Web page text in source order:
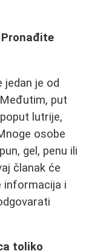
jedan je od
put
lutrije,
osobe
gel, penu ili
članak će
informacija i
toliko